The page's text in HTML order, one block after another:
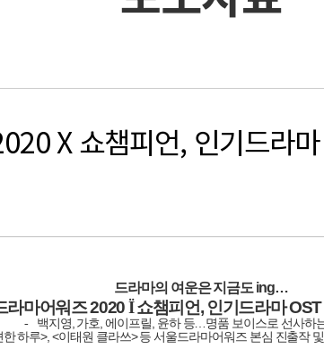
X 쇼챔피언, 인기드라
드라마의 여운은 지금도 ing…
라마어워즈2020Ï 쇼챔피언, 인기드라마OST
- 백지영 가호 ,에이프릴 윤하 등… 명품 보이스로 선사하
한하루>, <이태원 클라쓰>등 서울드라마어워즈 본심 진출작 및